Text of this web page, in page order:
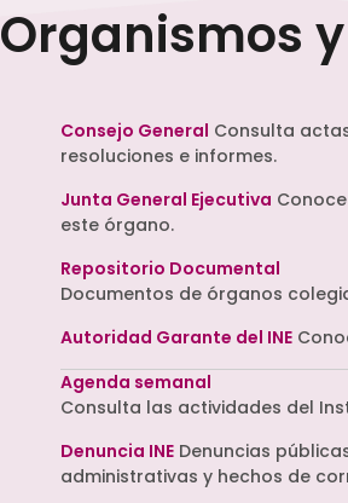
Organismos
Consejo General Consulta
resoluciones e informes.
Junta General Ejecutiva
este órgano.
Repositorio Documental
Documentos de órganos
Autoridad Garante del INE
Agenda semanal
Consulta las actividades del
Denuncia INE Denuncias
administrativas y hechos de